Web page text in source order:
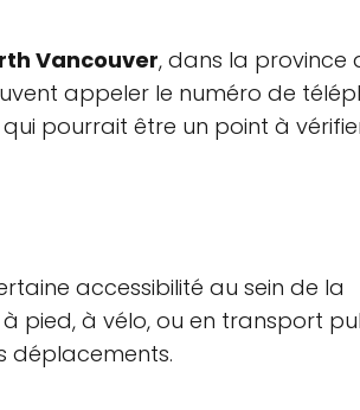
Vancouver, dans la province
appeler le numéro de
pourrait être un point à
accessibilité au sein de la
pied, à vélo, ou en transport
déplacements.